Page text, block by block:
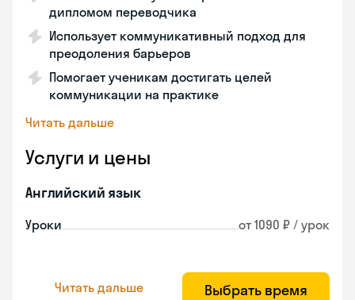
дипломом переводчика
Использует коммуникативный подход для
преодоления барьеров
Помогает ученикам достигать целей
коммуникации на практике
Читать дальше
Услуги и цены
Английский язык
Уроки от 1090 ₽ / урок
Читать дальше Выбрать время